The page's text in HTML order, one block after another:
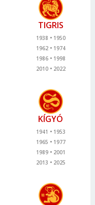
TIGRIS
1938
1950
1962
1974
1986
1998
2010
2022
KÍGYÓ
1941
1953
1965
1977
1989
2001
2013
2025